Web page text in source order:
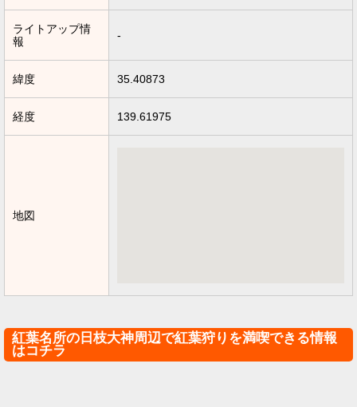
ライトアップ情
報
-
緯度 35.40873
経度 139.61975
地図
紅葉名所の日枝大神周辺で紅葉狩りを満喫できる情報
はコチラ